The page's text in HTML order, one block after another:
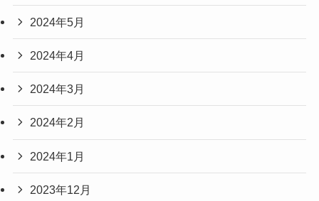
2024年5月
2024年4月
2024年3月
2024年2月
2024年1月
2023年12月